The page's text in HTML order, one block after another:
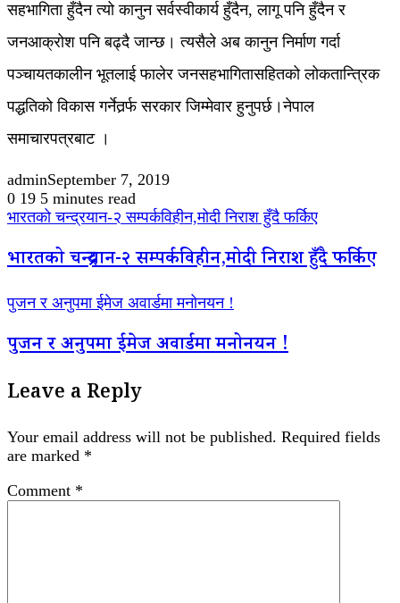
सहभागिता हुँदैन त्यो कानुन सर्वस्वीकार्य हुँदैन, लागू पनि हुँदैन र
जनआक्रोश पनि बढ्दै जान्छ। त्यसैले अब कानुन निर्माण गर्दा
पञ्चायतकालीन भूतलाई फालेर जनसहभागितासहितको लोकतान्त्रिक
पद्धतिको विकास गर्नेतर्र्फ सरकार जिम्मेवार हुनुपर्छ।नेपाल
समाचारपत्रबाट ।
adminSeptember 7, 2019
0 19 5 minutes read
भारतको चन्द्रयान-२ सम्पर्कविहीन,मोदी निराश हुँदै फर्किए
भारतको चन्द्रयान-२ सम्पर्कविहीन,मोदी निराश हुँदै फर्किए
पुजन र अनुपमा ईमेज अवार्डमा मनोनयन !
पुजन र अनुपमा ईमेज अवार्डमा मनोनयन !
Leave a Reply
Your email address will not be published. Required fields
are marked *
Comment *